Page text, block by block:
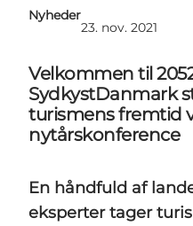
Projekter
Nyhedsbrev
Nyheder
23. nov. 2021
Velkommen til
SydkystDanmark
turismens fremtid
nytårskonference
En håndfuld af
eksperter tager